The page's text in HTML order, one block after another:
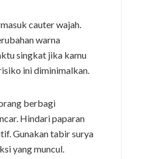
cauter wajah.
warna
singkat jika kamu
ini diminimalkan.
berbagi
Hindari paparan
Gunakan tabir surya
yang muncul.